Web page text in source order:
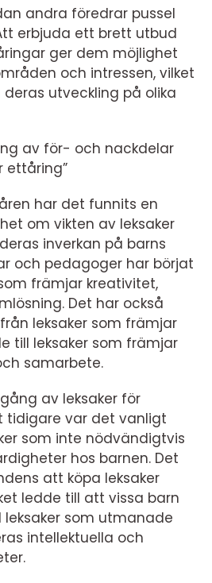
andra föredrar pussel
erbjuda ett brett utbud
ger dem möjlighet
och intressen, vilket
utveckling på olika
av för- och nackdelar
ettåring”
har det funnits en
om vikten av leksaker
inverkan på barns
och pedagoger har börjat
främjar kreativitet,
Det har också
leksaker som främjar
till leksaker som främjar
samarbete.
av leksaker för
tidigare var det vanligt
som inte nödvändigtvis
hos barnen. Det
att köpa leksaker
ledde till att vissa barn
som utmanade
intellektuella och